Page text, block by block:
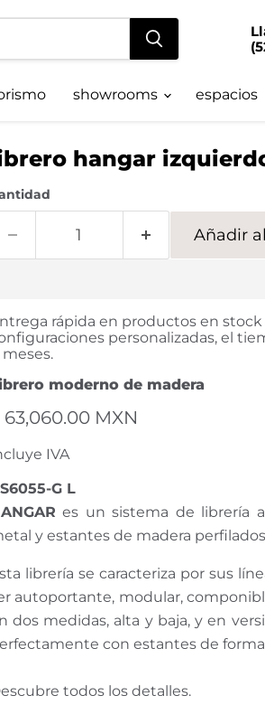
showrooms espacios
hangar
Añadir
rápida en productos en stock
personalizadas, el
moderno de madera
actual
63,060.00 MXN
IVA
G L
es un sistema de librería
y estantes de madera
librería se caracteriza por sus
autoportante, modular,
dos medidas, alta y baja, y en
con estantes de
todos los detalles.